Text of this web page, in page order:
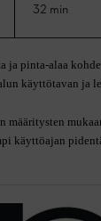
32 min
ja pinta-alaa
käyttötavan ja
määritysten
käyttöajan